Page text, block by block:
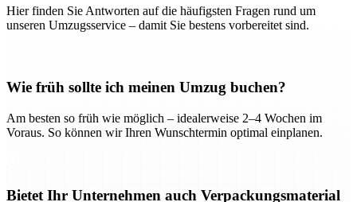
Hier finden Sie Antworten auf die häufigsten Fragen rund um
unseren Umzugsservice – damit Sie bestens vorbereitet sind.
Wie früh sollte ich meinen Umzug buchen?
Am besten so früh wie möglich – idealerweise 2–4 Wochen im
Voraus. So können wir Ihren Wunschtermin optimal einplanen.
Bietet Ihr Unternehmen auch Verpackungsmaterial